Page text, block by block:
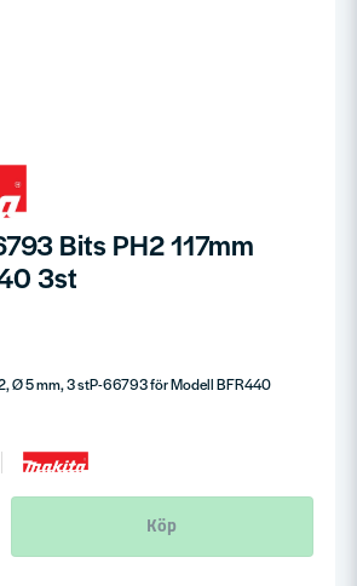
Bits PH2 117mm
3st
Ø 5 mm, 3 stP-66793 för Modell BFR440
Köp